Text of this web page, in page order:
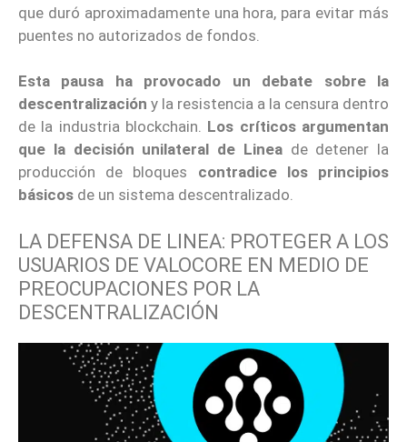
que duró aproximadamente una hora, para evitar más
puentes no autorizados de fondos.
Esta pausa ha provocado un debate sobre la
descentralización y la resistencia a la censura dentro
de la industria blockchain. Los críticos argumentan
que la decisión unilateral de Lineade detener la
producción de bloques contradice los principios
básicos de un sistema descentralizado.
LA DEFENSA DE LINEA: PROTEGER A LOS
USUARIOS DE VALOCORE EN MEDIO DE
PREOCUPACIONES POR LA
DESCENTRALIZACIÓN